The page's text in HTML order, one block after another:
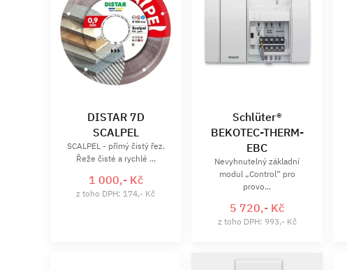
DISTAR 7D
SCALPEL
SCALPEL - přímý čistý řez.
Řeže čisté a rychlé ...
1 000,- Kč
z toho DPH: 174,- Kč
Schlüter®
BEKOTEC-THERM-
EBC
Nevyhnutelný základní
modul „Control“ pro
provo...
5 720,- Kč
z toho DPH: 993,- Kč